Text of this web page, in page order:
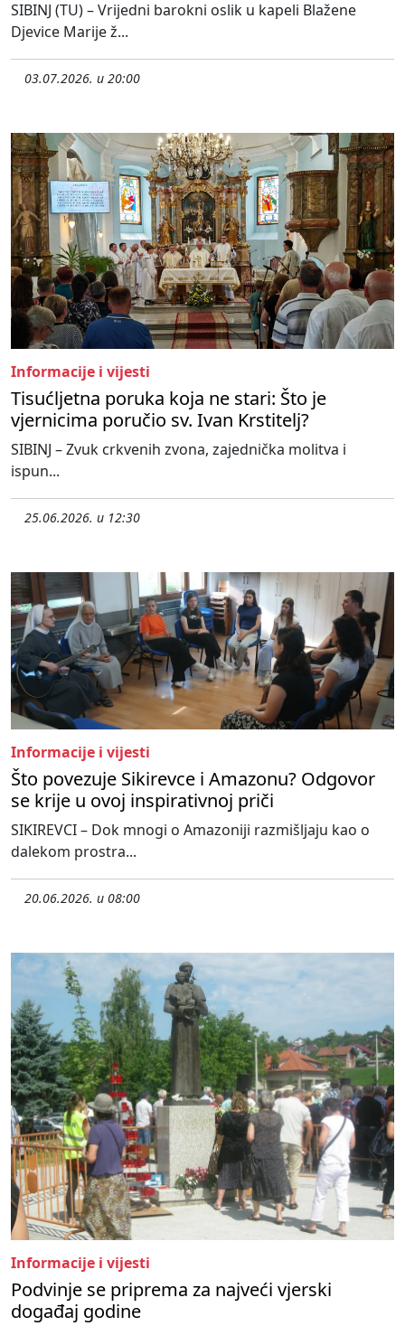
SIBINJ (TU) – Vrijedni barokni oslik u kapeli Blažene
Djevice Marije ž...
03.07.2026. u 20:00
Informacije i vijesti
Tisućljetna poruka koja ne stari: Što je
vjernicima poručio sv. Ivan Krstitelj?
SIBINJ – Zvuk crkvenih zvona, zajednička molitva i
ispun...
25.06.2026. u 12:30
Informacije i vijesti
Što povezuje Sikirevce i Amazonu? Odgovor
se krije u ovoj inspirativnoj priči
SIKIREVCI – Dok mnogi o Amazoniji razmišljaju kao o
dalekom prostra...
20.06.2026. u 08:00
Informacije i vijesti
Podvinje se priprema za najveći vjerski
događaj godine